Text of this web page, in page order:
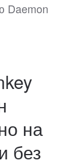
Daemon
на
без